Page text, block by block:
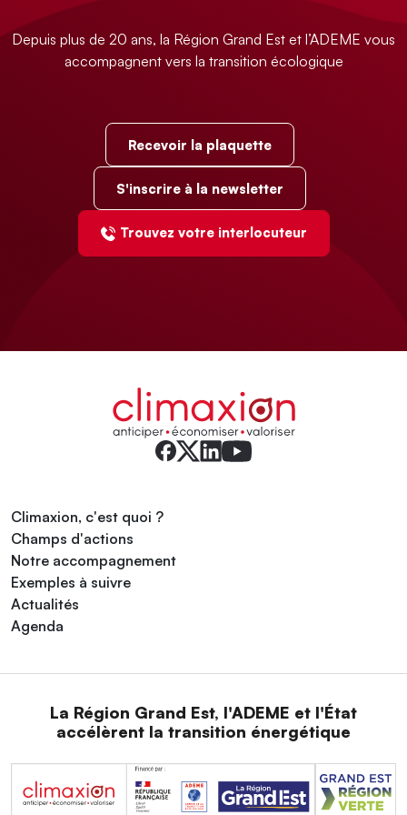
Depuis plus de 20 ans, la Région Grand Est et l’ADEME vous
accompagnent vers la transition écologique
Recevoir la plaquette
S'inscrire à la newsletter
Trouvez votre interlocuteur
Climaxion, c'est quoi ?
Champs d'actions
Notre accompagnement
Exemples à suivre
Actualités
Agenda
La Région Grand Est, l'ADEME et l'État
accélèrent la transition énergétique